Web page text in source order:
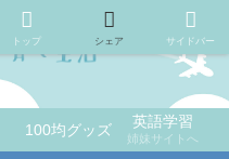
100均グッズ 英語学習
姉妹サイトへ
トップ シェア サイドバー